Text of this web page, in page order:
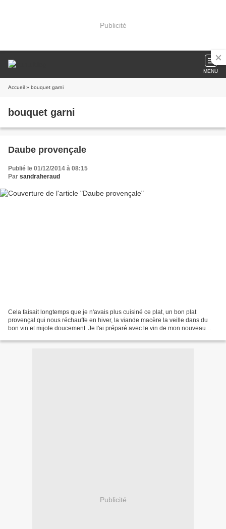
Publicité
MENU
Accueil » bouquet garni
bouquet garni
Daube provençale
Publié le 01/12/2014 à 08:15
Par sandraheraud
Cela faisait longtemps que je n'avais plus cuisiné ce plat, un bon plat
provençal qui nous réchauffe en hiver, la viande macère la veille dans du
bon vin et mijote doucement. Je l'ai préparé avec le vin de mon nouveau
Publicité